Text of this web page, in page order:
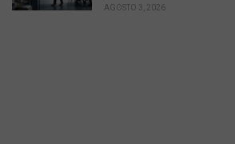
AGOSTO 3, 2026